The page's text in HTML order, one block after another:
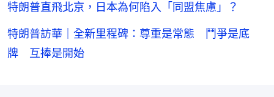
特朗普直飛北京，日本為何陷入「同盟焦慮」？
特朗普訪華｜全新里程碑：尊重是常態 鬥爭是底
牌 互捧是開始